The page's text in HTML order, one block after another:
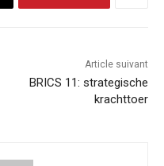
Article suivant
BRICS 11: strategische
krachttoer